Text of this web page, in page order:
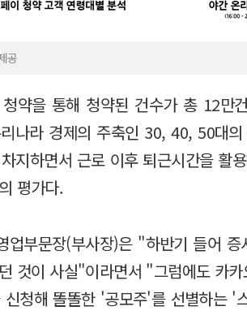
공
약을 통해 청약된 건수가 총 12만
나라 경제의 주축인 30, 40, 50대
지하면서 근로 이후 퇴근시간을 활
평가다.
업부문장(부사장)은 "하반기 들어
것이 사실"이라면서 "그럼에도 카
청해 똘똘한 '공모주'를 선별하는 '